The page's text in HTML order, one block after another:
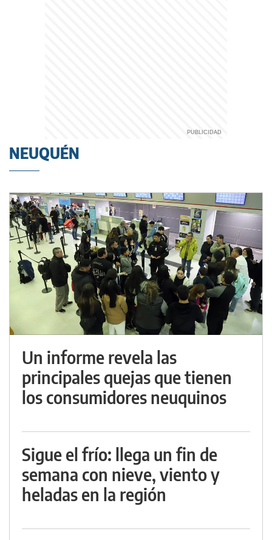
NEUQUÉN
Un informe revela las
principales quejas que tienen
los consumidores neuquinos
Sigue el frío: llega un fin de
semana con nieve, viento y
heladas en la región